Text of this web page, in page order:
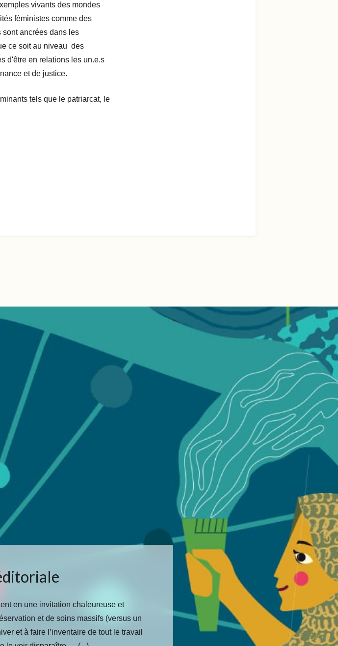
vivants des mondes
féministes comme des
sont ancrées dans les
ce soit au niveau des
d'être en relations les un.e.s
et de justice.
tels que le patriarcat, le
en une invitation chaleureuse et
et de soins massifs (versus un
et à faire l’inventaire de tout le travail